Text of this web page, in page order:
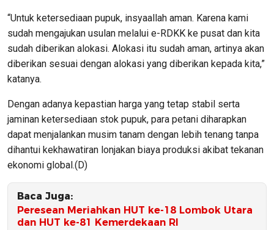
“Untuk ketersediaan pupuk, insyaallah aman. Karena kami
sudah mengajukan usulan melalui e-RDKK ke pusat dan kita
sudah diberikan alokasi. Alokasi itu sudah aman, artinya akan
diberikan sesuai dengan alokasi yang diberikan kepada kita,”
katanya.
Dengan adanya kepastian harga yang tetap stabil serta
jaminan ketersediaan stok pupuk, para petani diharapkan
dapat menjalankan musim tanam dengan lebih tenang tanpa
dihantui kekhawatiran lonjakan biaya produksi akibat tekanan
ekonomi global.(D)
Baca Juga:
Peresean Meriahkan HUT ke-18 Lombok Utara
dan HUT ke-81 Kemerdekaan RI